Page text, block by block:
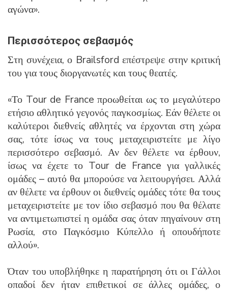
αγώνα».
Περισσότερος σεβασμός
Στη συνέχεια, ο Brailsford επέστρεψε στην κριτική
του για τους διοργανωτές και τους θεατές.
«Το Tour de France προωθείται ως το μεγαλύτερο
ετήσιο αθλητικό γεγονός παγκοσμίως. Εάν θέλετε οι
καλύτεροι διεθνείς αθλητές να έρχονται στη χώρα
σας, τότε ίσως να τους μεταχειριστείτε με λίγο
περισσότερο σεβασμό. Αν δεν θέλετε να έρθουν,
ίσως να έχετε το Tour de France για γαλλικές
ομάδες – αυτό θα μπορούσε να λειτουργήσει. Αλλά
αν θέλετε να έρθουν οι διεθνείς ομάδες τότε θα τους
μεταχειριστείτε με τον ίδιο σεβασμό που θα θέλατε
να αντιμετωπιστεί η ομάδα σας όταν πηγαίνουν στη
Ρωσία, στο Παγκόσμιο Κύπελλο ή οπουδήποτε
αλλού».
Όταν του υποβλήθηκε η παρατήρηση ότι οι Γάλλοι
οπαδοί δεν ήταν επιθετικοί σε άλλες ομάδες, ο